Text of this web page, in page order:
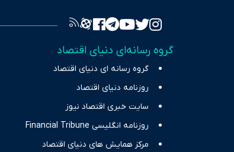
گروه رسانه‌ای دنیای اقتصاد
گروه رسانه ای دنیای اقتصاد
روزنامه دنیای اقتصاد
سایت خبری اقتصاد نیوز
روزنامه انگلیسی Financial Tribune
مرکز همایش های دنیای اقتصاد